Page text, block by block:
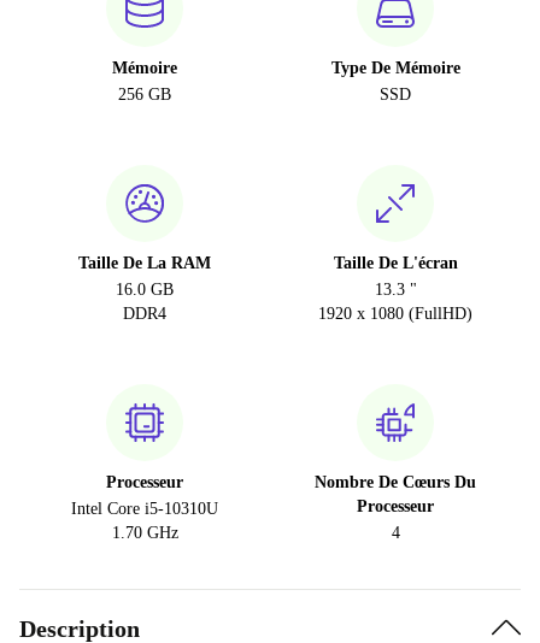
Mémoire
256 GB
Type De Mémoire
SSD
Taille De La RAM
16.0 GB
DDR4
Taille De L'écran
13.3 "
1920 x 1080 (FullHD)
Processeur
Intel Core i5-10310U
1.70 GHz
Nombre De Cœurs Du
Processeur
4
Description